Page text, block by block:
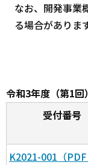
なお、開発事業
る場合があります
令和3年度（第1回
受付番号
K2021-001（PDF